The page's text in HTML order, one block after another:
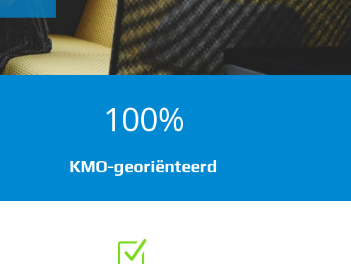
100%
KMO-georiënteerd
Z